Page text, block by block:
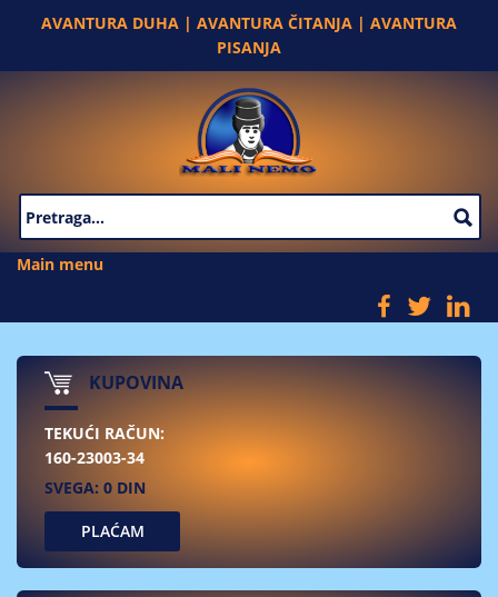
AVANTURA DUHA | AVANTURA ČITANJA | AVANTURA
PISANJA
SEARCH FORM
Main menu
KUPOVINA
TEKUĆI RAČUN:
160-23003-34
SVEGA: 0 DIN
PLAĆAM